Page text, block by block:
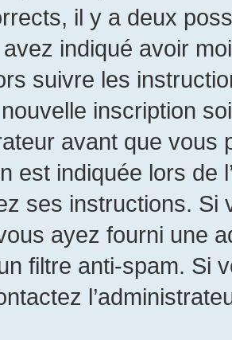
il y a deux
indiqué avoir
suivre les
inscription
avant que
est indiquée lors de
ses instructions. Si
ayez fourni une
filtre anti-spam. Si